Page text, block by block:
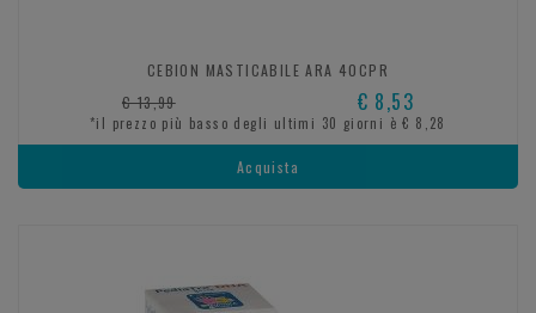
CEBION MASTICABILE ARA 40CPR
€ 13,99
€ 8,53
*il prezzo più basso degli ultimi 30 giorni è € 8,28
Acquista